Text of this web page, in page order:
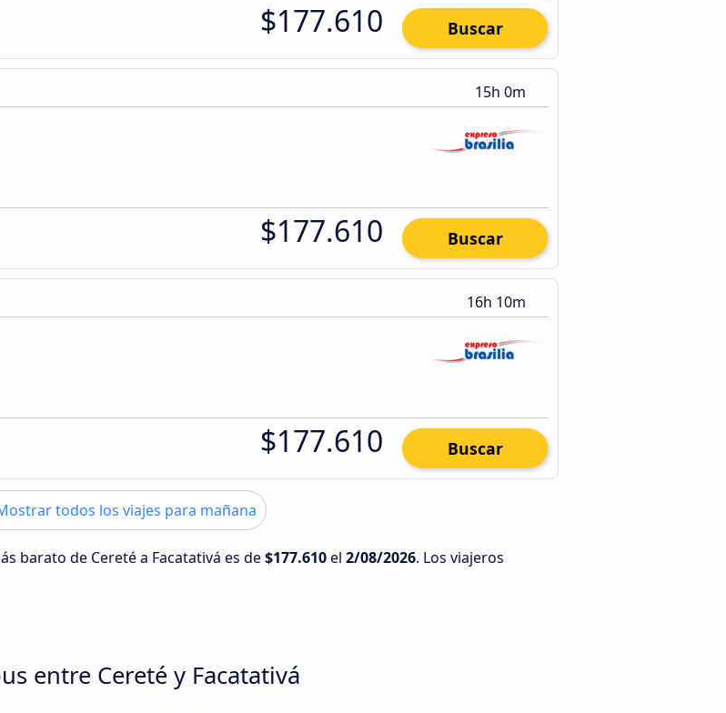
$177.610 Buscar
15h 0m
$177.610 Buscar
16h 10m
$177.610 Buscar
todos los viajes para mañana
barato de Cereté a Facatativá es de$177.610el 2/08/2026. Los viajeros
entre Cereté y Facatativá